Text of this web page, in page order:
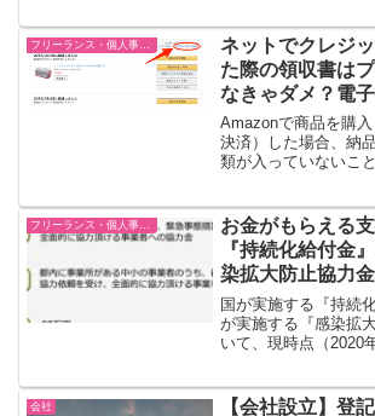
フリーランス・個人事業主
ネットでクレジ
た際の領収書は
なきゃダメ？電
書の保存について
Amazonで商品を購
決済）した場合、納
類が入っていないこ
サイトの「アカウン
文履歴」にある...
フリーランス・個人事業主
お金がもらえる
『持続化給付金
染拡大防止協力金
国が実施する『持続
が実施する『感染拡
いて、現時点（2020
願いします。給付金
会社 【会社設立】登